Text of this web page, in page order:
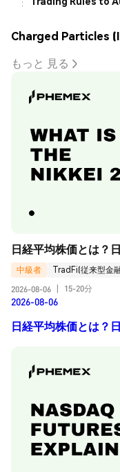
Charged Particles
もっと 見る
日経平均株価とは？
中級者
TradFi(従来型金
2026-08-06
15-20分
2026-08-06
日経平均株価とは？